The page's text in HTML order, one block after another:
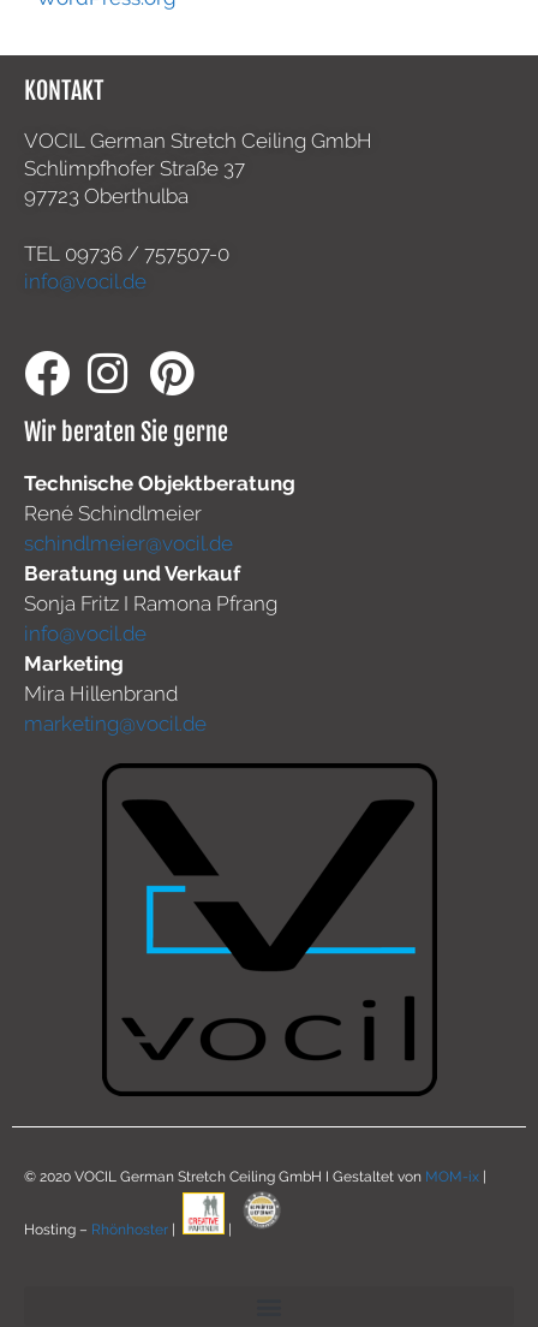
KONTAKT
VOCIL German Stretch Ceiling GmbH
Schlimpfhofer Straße 37
97723 Oberthulba
TEL 09736 / 757507-0
info@vocil.de
Wir beraten Sie gerne
Technische Objektberatung
René Schindlmeier
schindlmeier@vocil.de
Beratung und Verkauf
Sonja Fritz I Ramona Pfrang
info@vocil.de
Marketing
Mira Hillenbrand
marketing@vocil.de
© 2020 VOCIL German Stretch Ceiling GmbH I Gestaltet von MOM-ix
Hosting – Rhönhoster